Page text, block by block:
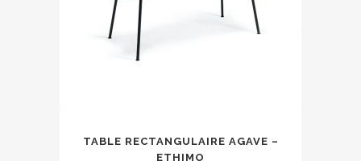
TABLE RECTANGULAIRE AGAVE –
ETHIMO